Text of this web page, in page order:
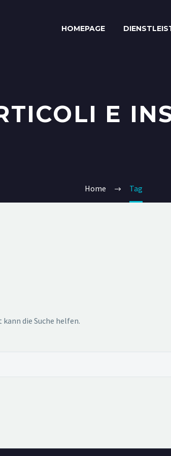
HOMEPAGE
E
Home Tag
die Suche helfen.